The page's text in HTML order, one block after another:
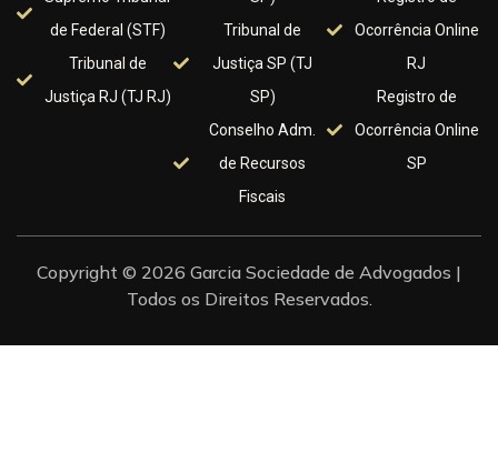
de Federal (STF)
Tribunal de
Justiça RJ (TJ RJ)
Tribunal de
Justiça SP (TJ
SP)
Conselho Adm.
de Recursos
Fiscais
Ocorrência Online
RJ
Registro de
Ocorrência Online
SP
Copyright © 2026 Garcia Sociedade de Advogados |
Todos os Direitos Reservados.